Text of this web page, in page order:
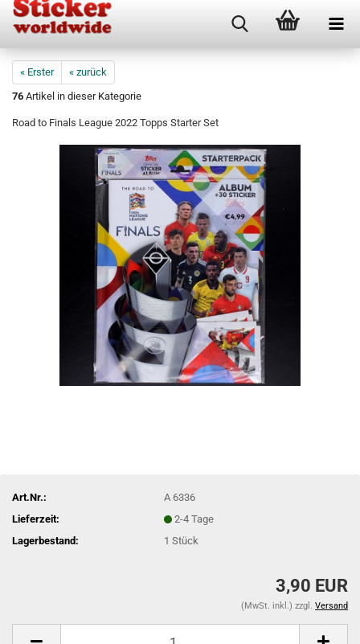
« Erster
« zurück
76 Artikel in dieser Kategorie
Road to Finals League 2022 Topps Starter Set
Art.Nr.:
A 6336
Lieferzeit:
2-4 Tage
Lagerbestand:
1Stück
3,90 EUR
(MwSt. inkl.) zzgl. Versand